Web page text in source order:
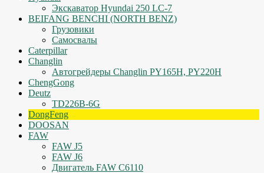
Экскаватор Hyundai 250 LC-7
BEIFANG BENCHI (NORTH BENZ)
Грузовики
Самосвалы
Caterpillar
Changlin
Автогрейдеры Changlin PY165H, PY220H
ChengGong
Deutz
TD226B-6G
DongFeng
DOOSAN
FAW
FAW J5
FAW J6
Двигатель FAW C6110